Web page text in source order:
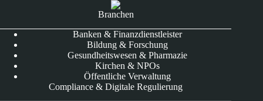
Branchen
Banken & Finanzdienstleister
Bildung & Forschung
Gesundheitswesen & Pharmazie
Kirchen & NPOs
Öffentliche Verwaltung
Compliance & Digitale Regulierung